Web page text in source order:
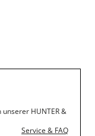
HUNTER &
Service & FAQ